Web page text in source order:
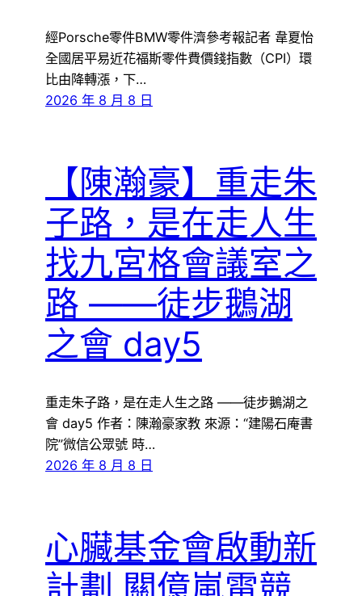
經Porsche零件BMW零件濟參考報記者 韋夏怡
全國居平易近花福斯零件費價錢指數（CPI）環
比由降轉漲，下…
2026 年 8 月 8 日
【陳瀚豪】重走朱
子路，是在走人生
找九宮格會議室之
路 ——徒步鵝湖
之會 day5
重走朱子路，是在走人生之路 ——徒步鵝湖之
會 day5 作者：陳瀚豪家教 來源：“建陽石庵書
院”微信公眾號 時…
2026 年 8 月 8 日
心臟基金會啟動新
計劃 關億嵐電競